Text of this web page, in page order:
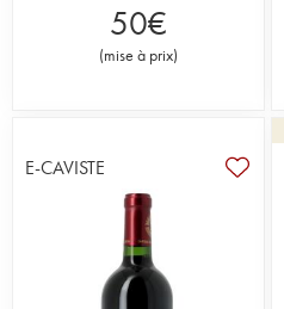
50€
(mise à prix)
E-CAVISTE